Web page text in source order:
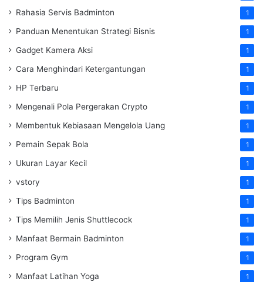
Rahasia Servis Badminton 1
Panduan Menentukan Strategi Bisnis 1
Gadget Kamera Aksi 1
Cara Menghindari Ketergantungan 1
HP Terbaru 1
Mengenali Pola Pergerakan Crypto 1
Membentuk Kebiasaan Mengelola Uang 1
Pemain Sepak Bola 1
Ukuran Layar Kecil 1
vstory 1
Tips Badminton 1
Tips Memilih Jenis Shuttlecock 1
Manfaat Bermain Badminton 1
Program Gym 1
Manfaat Latihan Yoga 1